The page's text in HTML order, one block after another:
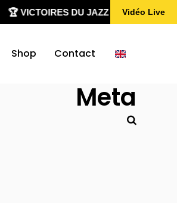
🏆 VICTOIRES DU JAZZ 2020-2026Vidéo Live
Shop Contact
Meta